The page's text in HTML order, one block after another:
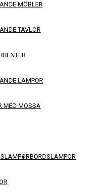
MÖBLER
TAVLOR
LAMPOR
MED MOSSA
BORDSLAMPOR